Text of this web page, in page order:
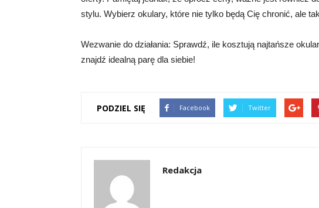
stylu. Wybierz okulary, które nie tylko będą Cię chronić, ale
Wezwanie do działania: Sprawdź, ile kosztują najtańsze
znajdź idealną parę dla siebie!
PODZIEL SIĘ Facebook Twitter
Redakcja